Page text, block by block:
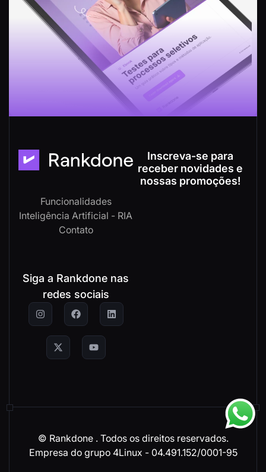
Funcionalidades
Inteligência Artificial - RIA
Contato
Siga a Rankdone nas
redes sociais
Inscreva-se para
receber novidades e
nossas promoções!
© Rankdone . Todos os direitos reservados.
Empresa do grupo 4Linux - 04.491.152/0001-95